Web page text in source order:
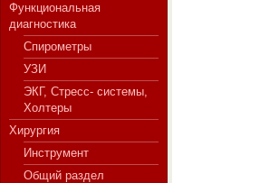
Функциональная
диагностика
Спирометры
УЗИ
ЭКГ, Стресс- системы,
Холтеры
Хирургия
Инструмент
Общий раздел